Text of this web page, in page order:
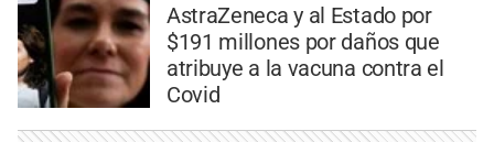
AstraZeneca y al Estado por
$191 millones por daños que
atribuye a la vacuna contra el
Covid